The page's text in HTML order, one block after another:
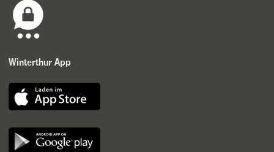
Winterthur App